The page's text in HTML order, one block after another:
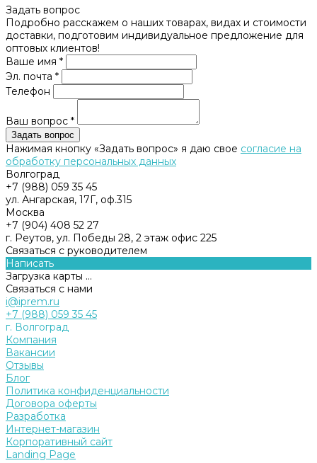
Задать вопрос
Подробно расскажем о наших товарах, видах и стоимости
доставки, подготовим индивидуальное предложение для
оптовых клиентов!
Ваше имя *
Эл. почта *
Телефон
Ваш вопрос *
Нажимая кнопку «Задать вопрос» я даю свое согласие на
обработку персональных данных
Волгоград
+7 (988) 059 35 45
ул. Ангарская, 17Г, оф.315
Москва
+7 (904) 408 52 27
г. Реутов, ул. Победы 28, 2 этаж офис 225
Связаться с руководителем
Написать
Загрузка карты ...
Связаться с нами
i@iprem.ru
+7 (988) 059 35 45
г. Волгоград
Компания
Вакансии
Отзывы
Блог
Политика конфиденциальности
Договора оферты
Разработка
Интернет-магазин
Корпоративный сайт
Landing Page